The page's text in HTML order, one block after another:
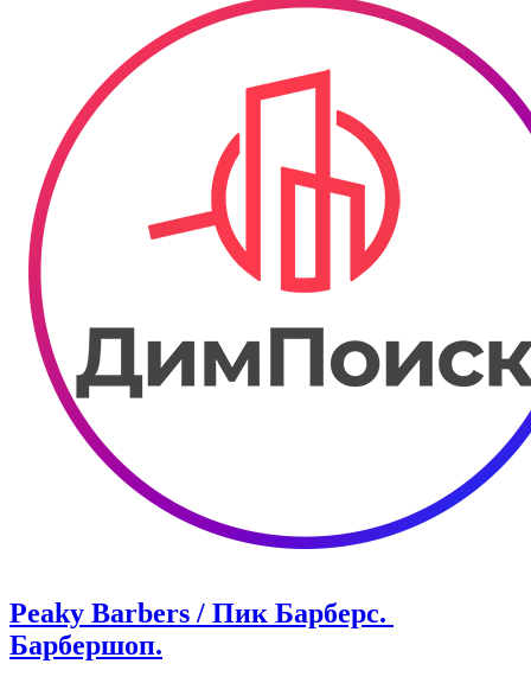
Peaky Barbers / Пик Барберс. ​
Барбершоп.